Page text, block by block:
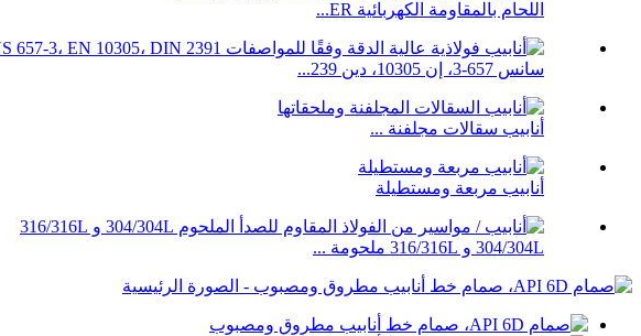
اللحام بالمقاومة الكهربائية ER...
سانس 657-3، إن 10305، دين 239...
أنابيب سقالات مجلفنة ...
أنابيب مربعة ومستطيلة
304/304L و 316/316L ملحومة ...